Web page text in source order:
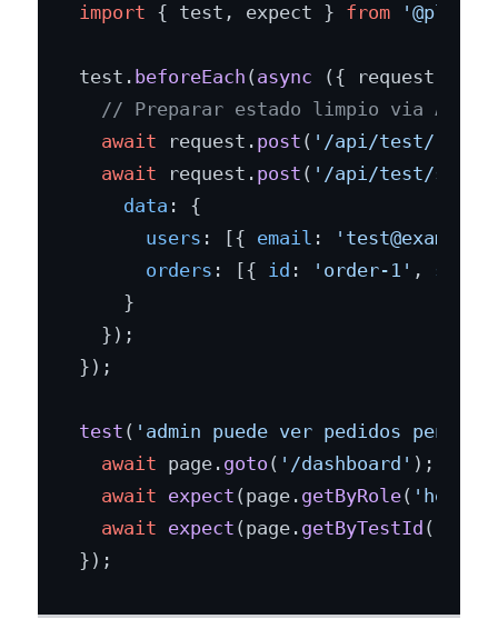
import { test, expect } from
test. beforeEach ( async ({ request })
// Preparar estado limpio via API
await request. post ( '/api/test/
await request. post ( '/api/test/seed'
data : {
users : [{ email :
orders : [{ id : 'order-1' ,
    }
  });
});
test ( 'admin puede ver pedidos
await page. goto ( '/dashboard' );
await expect (page. getByRole(
await expect (page. getByTestId (